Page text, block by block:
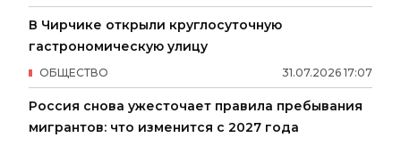
В Чирчике открыли круглосуточную
гастрономическую улицу
31.07.2026 17:07
ОБЩЕСТВО
Россия снова ужесточает правила пребывания
мигрантов: что изменится с 2027 года